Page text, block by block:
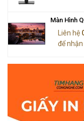
Màn Hình
Liên hệ
để